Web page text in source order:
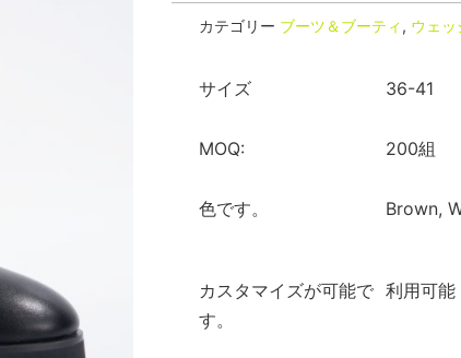
カテゴリー ブーツ＆ブーティ , ウェッ
サイズ 36-41
MOQ: 200組
色です。 Brown,
カスタマイズが可能で
す。
利用可能